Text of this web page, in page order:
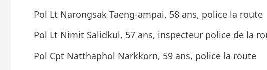
Pol Lt Narongsak Taeng-ampai, 58 ans, police la route
Pol Lt Nimit Salidkul, 57 ans, inspecteur police de la
Pol Cpt Natthaphol Narkkorn, 59 ans, police la route